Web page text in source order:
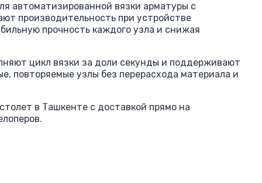
автоматизированной вязки арматуры с
производительность при устройстве
прочность каждого узла и снижая
цикл вязки за доли секунды и поддерживают
повторяемые узлы без перерасхода материала и
в Ташкенте с доставкой прямо на